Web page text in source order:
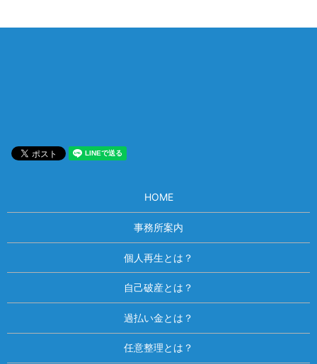
HOME
事務所案内
個人再生とは？
自己破産とは？
過払い金とは？
任意整理とは？